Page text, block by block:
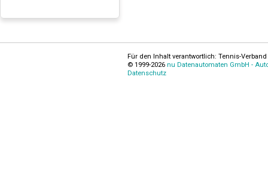
Für den Inhalt verantwortlich: Tennis-
© 1999-2026 nu Datenautomaten GmbH -
Datenschutz